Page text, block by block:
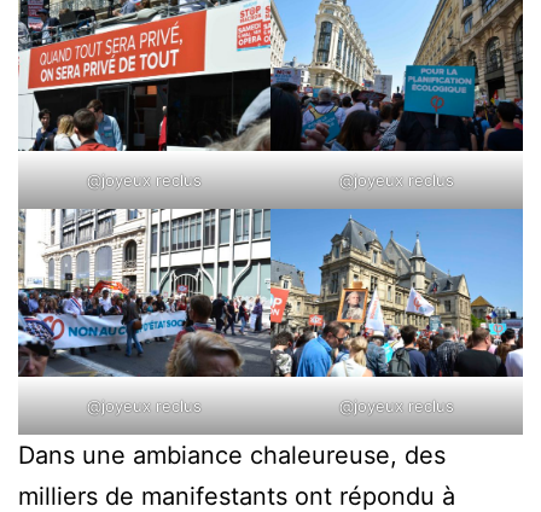
@joyeux reclus @joyeux reclus
@joyeux reclus @joyeux reclus
Dans une ambiance chaleureuse, des
milliers de manifestants ont répondu à